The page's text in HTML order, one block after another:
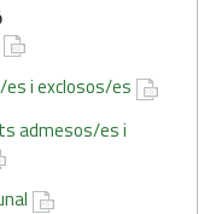
i exclosos/es
admesos/es i